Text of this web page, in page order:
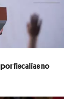
fiscalías no